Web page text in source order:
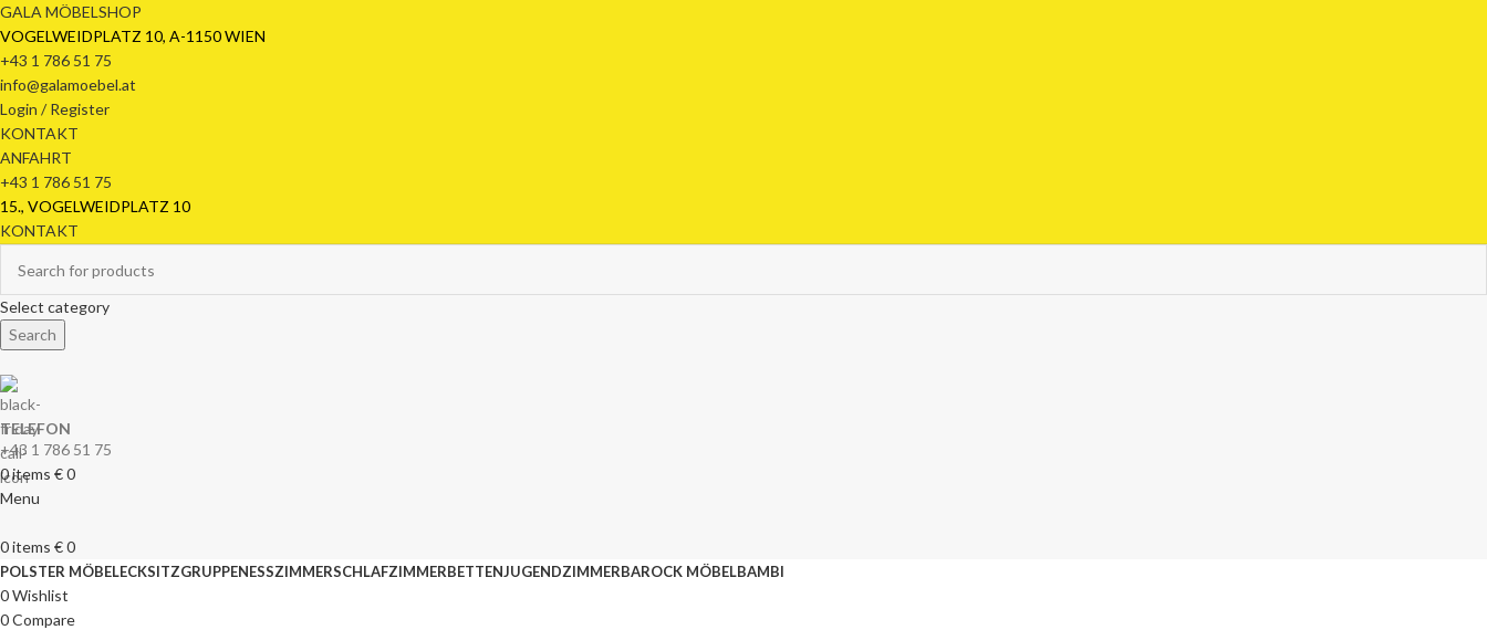
GALA MÖBELSHOP
VOGELWEIDPLATZ 10, A-1150 WIEN
+43 1 786 51 75
info@galamoebel.at
Login / Register
KONTAKT
ANFAHRT
+43 1 786 51 75
15., VOGELWEIDPLATZ 10
KONTAKT
Select category
Search
TELEFON
+43 1 786 51 75
0items €0
Menu
0items €0
POLSTER MÖBELECKSITZGRUPPENESSZIMMERSCHLAFZIMMERBETTENJUGENDZIMMERBAROCK MÖBELBAMBI
0Wishlist
0Compare